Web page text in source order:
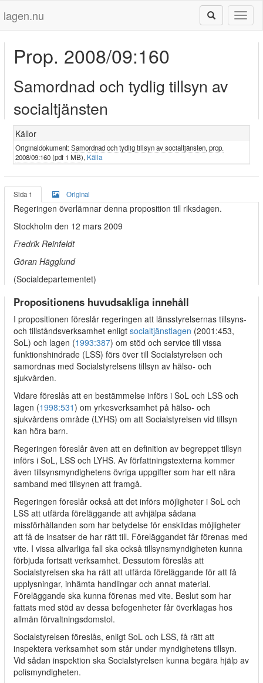
lagen.nu
Prop. 2008/09:160
Samordnad och tydlig tillsyn av
socialtjänsten
Källor
Originaldokument:Samordnad och tydlig tillsyn av socialtjänsten, prop.
2008/09:160 (pdf 1 MB), Källa
Sida 1 Original
Regeringen överlämnar denna proposition till riksdagen.
Stockholm den 12 mars 2009
Fredrik Reinfeldt
Göran Hägglund
(Socialdepartementet)
Propositionens huvudsakliga innehåll
I propositionen föreslår regeringen att länsstyrelsernas tillsyns-
och tillståndsverksamhet enligt socialtjänstlagen (2001:453,
SoL) och lagen (1993:387) om stöd och service till vissa
funktionshindrade (LSS) förs över till Socialstyrelsen och
samordnas med Socialstyrelsens tillsyn av hälso- och
sjukvården.
Vidare föreslås att en bestämmelse införs i SoL och LSS och
lagen (1998:531) om yrkesverksamhet på hälso- och
sjukvårdens område (LYHS) om att Socialstyrelsen vid tillsyn
kan höra barn.
Regeringen föreslår även att en definition av begreppet tillsyn
införs i SoL, LSS och LYHS. Av författningstexterna kommer
även tillsynsmyndighetens övriga uppgifter som har ett nära
samband med tillsynen att framgå.
Regeringen föreslår också att det införs möjligheter i SoL och
LSS att utfärda föreläggande att avhjälpa sådana
missförhållanden som har betydelse för enskildas möjligheter
att få de insatser de har rätt till. Föreläggandet får förenas med
vite. I vissa allvarliga fall ska också tillsynsmyndigheten kunna
förbjuda fortsatt verksamhet. Dessutom föreslås att
Socialstyrelsen ska ha rätt att utfärda föreläggande för att få
upplysningar, inhämta handlingar och annat material.
Föreläggande ska kunna förenas med vite. Beslut som har
fattats med stöd av dessa befogenheter får överklagas hos
allmän förvaltningsdomstol.
Socialstyrelsen föreslås, enligt SoL och LSS, få rätt att
inspektera verksamhet som står under myndighetens tillsyn.
Vid sådan inspektion ska Socialstyrelsen kunna begära hjälp av
polismyndigheten.